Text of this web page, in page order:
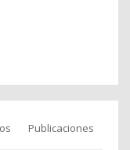
Publicaciones